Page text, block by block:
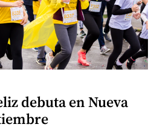
debuta en Nueva